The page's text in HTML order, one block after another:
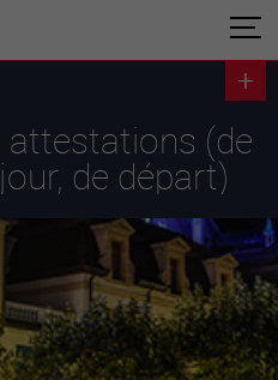
attestations (de
de départ)